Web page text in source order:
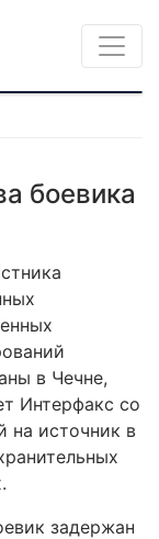
боевика
в Чечне,
Интерфакс со
на источник в
задержан